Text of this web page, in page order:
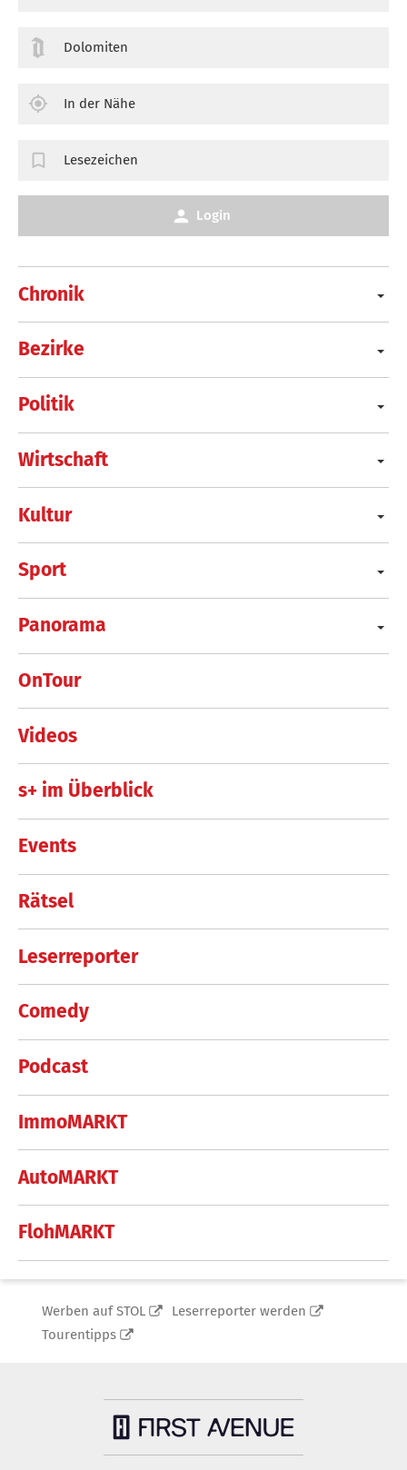
Chronik
Bezirke
Politik
Wirtschaft
Kultur
Sport
Panorama
OnTour
Videos
s+ im Überblick
Events
Rätsel
Leserreporter
Comedy
Podcast
ImmoMARKT
AutoMARKT
FlohMARKT
Dolomiten
In der Nähe
Lesezeichen
Login
Werben auf STOL
Leserreporter werden
Tourentipps